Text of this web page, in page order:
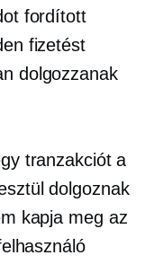
fordított
fizetést
dolgozzanak
tranzakciót a
dolgoznak
kapja meg az